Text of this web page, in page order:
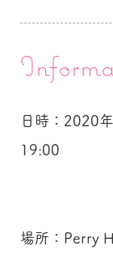
日時：2020
19:00
21日(
場所：Perry